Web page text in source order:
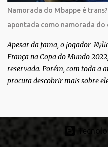
passageiro. “Me alistei no
‘bota no exército para ver se
entrar no exército’… Essas
disse; ‘vou mostrar par...
Namorada do Mbappe é
apontada como namorada do
Apesar da fama, o jogador
França na Copa do Mundo
reservada. Porém, com toda a
procura descobrir mais sobre
então, passou a ser apontada
entanto, os dois nunca
Inès Rau? Inès Rau é uma